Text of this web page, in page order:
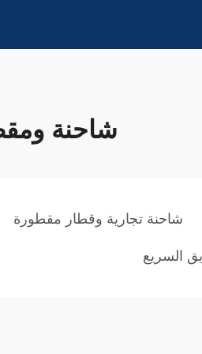
شاحنة
شاحنة تجارية وقطار مقطورة
السريع